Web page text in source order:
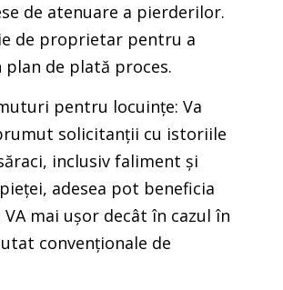
de atenuare a pierderilor.
de proprietar pentru a
plan de plată proces.
pentru locuințe: Va
solicitanții cu istoriile
inclusiv faliment și
adesea pot beneficia
mai ușor decât în cazul în
convenționale de